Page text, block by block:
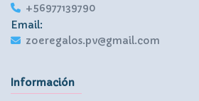
+56977139790
Email:
zoeregalos.pv@gmail.com
Información